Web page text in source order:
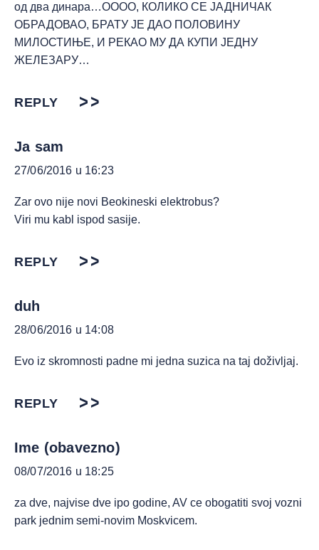
од два динара…ОООО, КОЛИКО СЕ ЈАДНИЧАК
ОБРАДОВАО, БРАТУ ЈЕ ДАО ПОЛОВИНУ
МИЛОСТИЊЕ, И РЕКАО МУ ДА КУПИ ЈЕДНУ
ЖЕЛЕЗАРУ…
REPLY
Ja sam
27/06/2016 u 16:23
Zar ovo nije novi Beokineski elektrobus?
Viri mu kabl ispod sasije.
REPLY
duh
28/06/2016 u 14:08
Evo iz skromnosti padne mi jedna suzica na taj doživljaj.
REPLY
Ime (obavezno)
08/07/2016 u 18:25
za dve, najvise dve ipo godine, AV ce obogatiti svoj vozni
park jednim semi-novim Moskvicem.